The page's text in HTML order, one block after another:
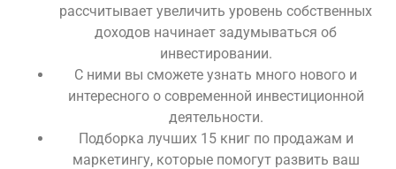
рассчитывает увеличить уровень собственных
доходов начинает задумываться об
инвестировании.
С ними вы сможете узнать много нового и
интересного о современной инвестиционной
деятельности.
Подборка лучших 15 книг по продажам и
маркетингу, которые помогут развить ваш